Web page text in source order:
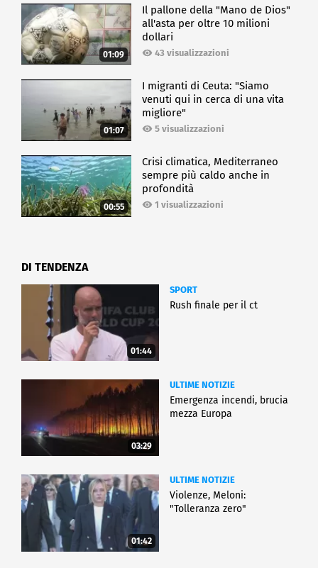
01:09
Il pallone della "Mano de Dios"
all'asta per oltre 10 milioni
dollari
43 visualizzazioni
01:07
I migranti di Ceuta: "Siamo
venuti qui in cerca di una vita
migliore"
5 visualizzazioni
00:55
Crisi climatica, Mediterraneo
sempre più caldo anche in
profondità
1 visualizzazioni
DI TENDENZA
01:44
SPORT
Rush finale per il ct
03:29
ULTIME NOTIZIE
Emergenza incendi, brucia
mezza Europa
01:42
ULTIME NOTIZIE
Violenze, Meloni:
"Tolleranza zero"